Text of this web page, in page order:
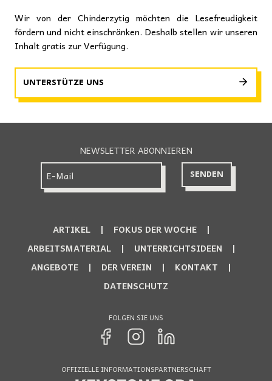
Wir von der Chinderzytig möchten die Lesefreudigkeit
fördern und nicht einschränken. Deshalb stellen wir unseren
Inhalt gratis zur Verfügung.
UNTERSTÜTZE UNS
NEWSLETTER ABONNIEREN
ARTIKEL
FOKUS DER WOCHE
ARBEITSMATERIAL
UNTERRICHTSIDEEN
ANGEBOTE
DER VEREIN
KONTAKT
DATENSCHUTZ
FOLGEN SIE UNS
OFFIZIELLE INFORMATIONSPARTNERSCHAFT